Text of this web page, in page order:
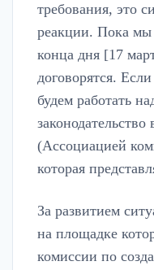
требования, это
реакции. Пока мы
конца дня [17
договорятся.
будем работать
(Ассоциацией
которая
За развитием
на площадке
комиссии по